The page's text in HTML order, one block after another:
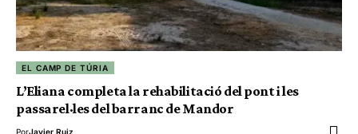
EL CAMP DE TÚRIA
L’Eliana completa la rehabilitació del pont i les
passarel·les del barranc de Mandor
PorJavier Ruiz